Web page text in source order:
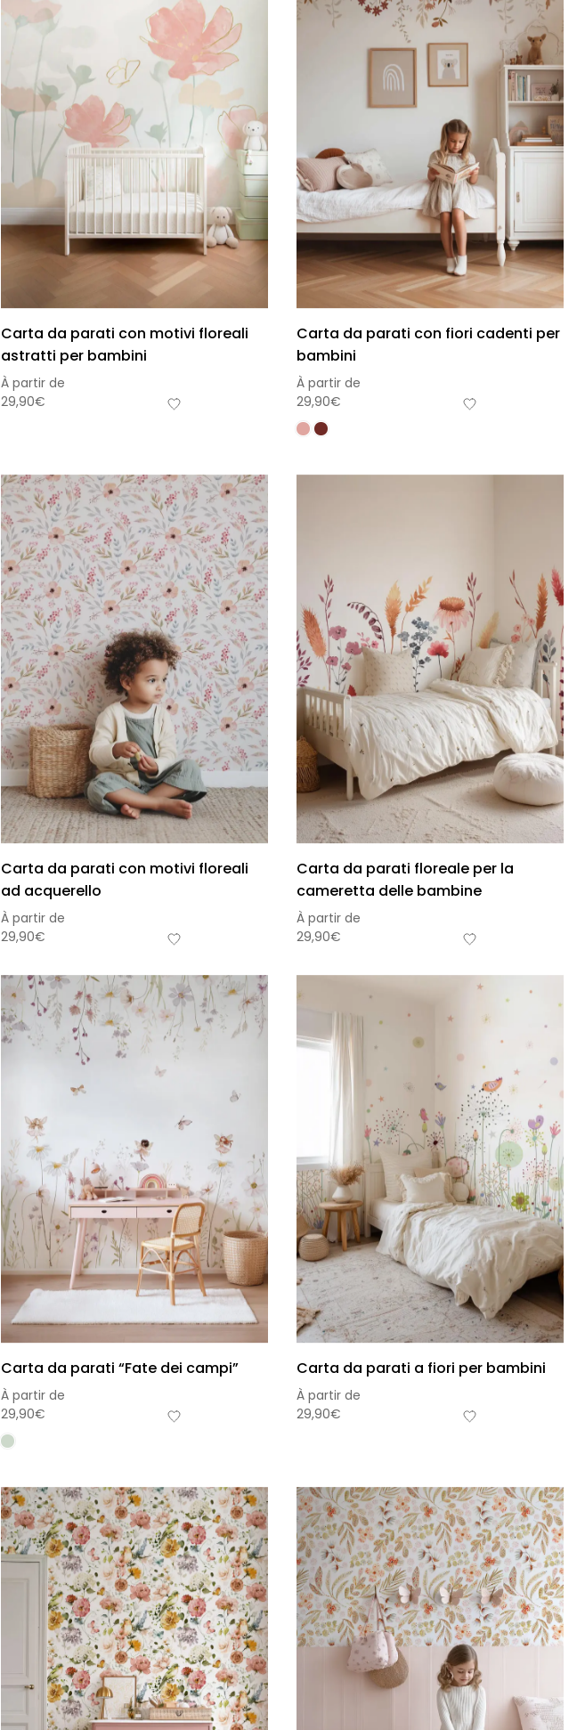
Carta da parati con motivi floreali
astratti per bambini
À partir de
29,90€
Carta da parati con fiori cadenti per
bambini
À partir de
29,90€
Carta da parati con motivi floreali
ad acquerello
À partir de
29,90€
Carta da parati floreale per la
cameretta delle bambine
À partir de
29,90€
Carta da parati “Fate dei campi”
À partir de
29,90€
Carta da parati a fiori per bambini
À partir de
29,90€